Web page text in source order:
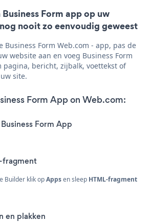
Form app op uw
nooit zo eenvoudig geweest
Business Form Web.com - app, pas de
website aan en voeg Business Form
pagina, bericht, zijbalk, voettekst of
site.
Form App on Web.com:
Form App
fragment
Builder klik opAppsen sleep HTML-fragment
en plakken